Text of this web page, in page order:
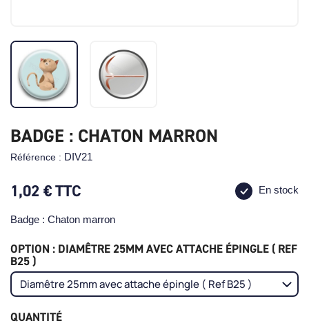
BADGE : CHATON MARRON
Référence : DIV21
1,02 €TTC En stock
Badge : Chaton marron
OPTION : DIAMÊTRE 25MM AVEC ATTACHE ÉPINGLE ( REF
B25 )
QUANTITÉ